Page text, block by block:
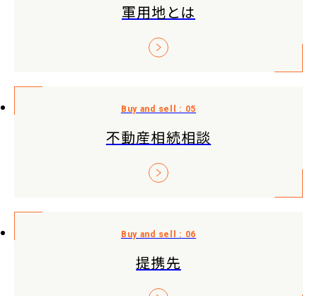
軍用地とは
不動産相続相談
提携先